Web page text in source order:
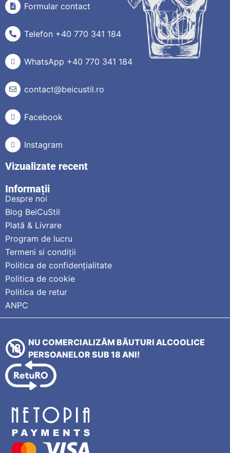
Formular contact
Telefon +40 770 341 184
WhatsApp +40 770 341 184
contact@beicustil.ro
Facebook
Instagram
Vizualizate recent
Informații
Despre noi
Blog BeiCuStil
Plată & Livrare
Program de lucru
Termeni si condiții
Politica de confidențialitate
Politica de cookie
Politica de retur
ANPC
NU COMERCIALIZĂM BĂUTURI ALCOOLICE
PERSOANELOR SUB 18 ANI!